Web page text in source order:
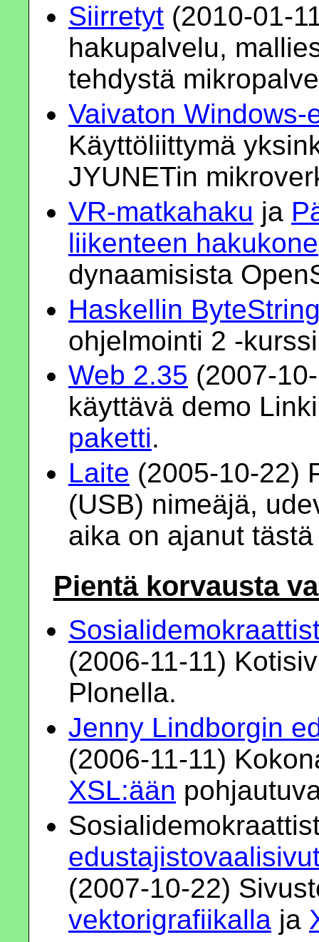
Siirretyt (2010-01-
hakupalvelu,
tehdystä
Vaivaton Windows-
Käyttöliittymä
JYUNETin
VR-matkahaku ja
liikenteen hakukone
dynaamisista
Haskellin
ohjelmointi 2 -
Web 2.35 (2007-
käyttävä demo
paketti.
Laite (2005-10-22)
(USB) nimeäjä,
aika on ajanut
Pientä korvausta
(2006-11-11)
Plonella.
Jenny Lindborgin
(2006-11-11)
XSL:ään
(2007-10-22)
vektorigrafiikalla ja